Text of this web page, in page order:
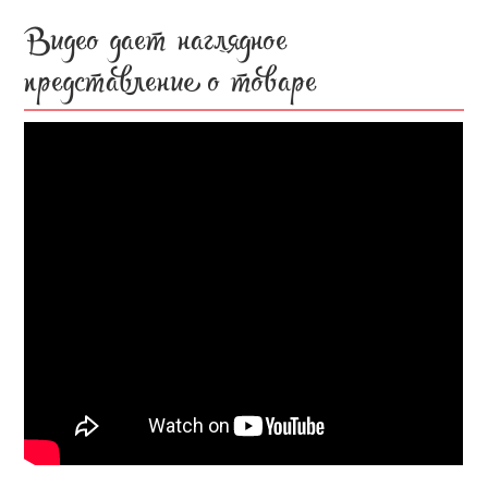
Видео дает наглядное
представление о товаре